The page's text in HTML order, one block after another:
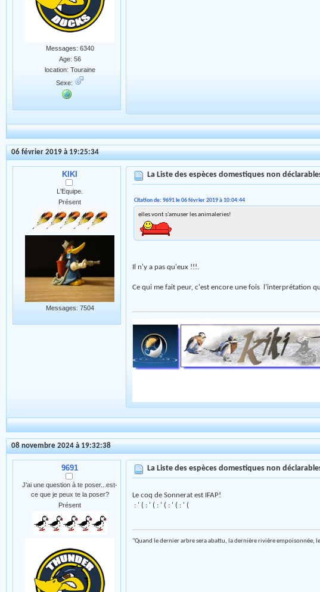
Messages: 6340
Age: 56
location: Touraine
Sexe:
06 février 2019 à 19:25:34
KIKI
L'Equipe.
Présent
Messages: 7504
La Liste des espèces domestiques non
Citation de: 9691 le 06 février 2019 à 10:04:44
elles vont s'amuser les animaleries!
Il n'y a pas qu'eux !!!.
Ce qui me fait peur, c'est encore une fois l’interprétation
08 novembre 2024 à 19:32:38
9691
J'ai une question à te poser...est-
ce que je peux te la poser?
Présent
La Liste des espèces domestiques non
Le coq de Sonnerat est IFAP!
: ' ( : ' ( : ' ( : ' ( : ' (
"Quand le dernier arbre sera abattu, la dernière rivière empoisonnée,